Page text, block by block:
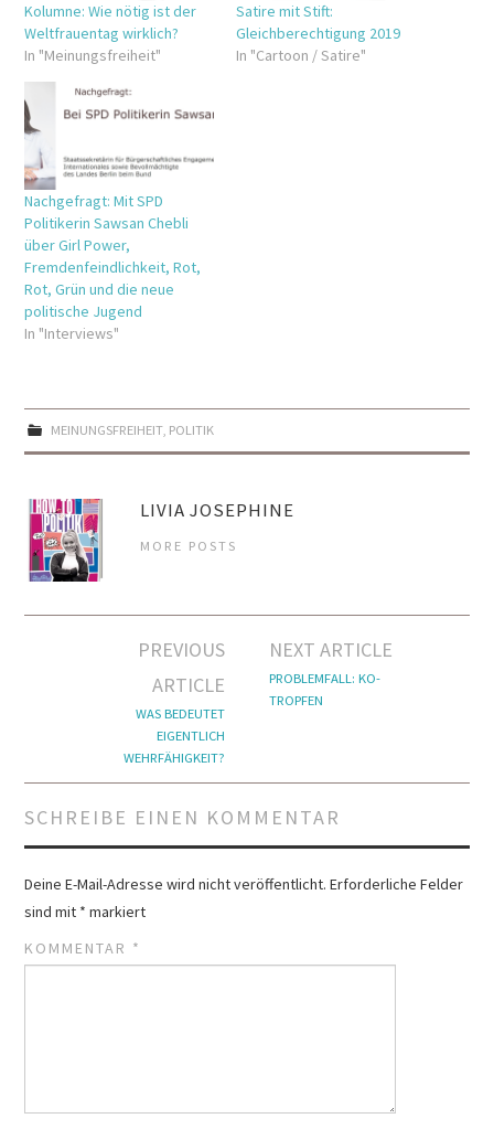
Kolumne: Wie nötig ist der
Weltfrauentag wirklich?
In "Meinungsfreiheit"
Satire mit Stift:
Gleichberechtigung 2019
In "Cartoon / Satire"
Nachgefragt: Mit SPD
Politikerin Sawsan Chebli
über Girl Power,
Fremdenfeindlichkeit, Rot,
Rot, Grün und die neue
politische Jugend
In "Interviews"
MEINUNGSFREIHEIT, POLITIK
LIVIA JOSEPHINE
MORE POSTS
Navigation
PREVIOUS
ARTICLE
WAS BEDEUTET
EIGENTLICH
WEHRFÄHIGKEIT?
NEXT ARTICLE
PROBLEMFALL: KO-
TROPFEN
SCHREIBE EINEN KOMMENTAR
Deine E-Mail-Adresse wird nicht veröffentlicht. Erforderliche Felder
sind mit * markiert
KOMMENTAR *